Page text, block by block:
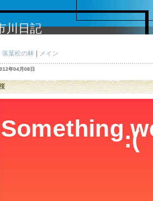
川日記
落葉松の林 メイン
年04月08日